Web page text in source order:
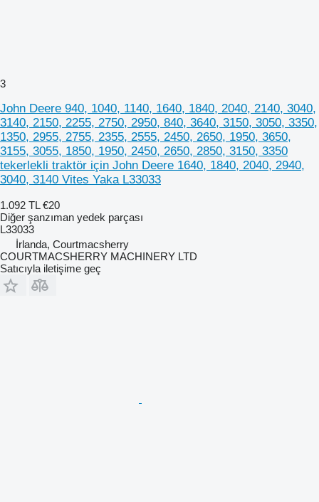
3
John Deere 940, 1040, 1140, 1640, 1840, 2040, 2140, 3040,
3140, 2150, 2255, 2750, 2950, 840, 3640, 3150, 3050, 3350,
1350, 2955, 2755, 2355, 2555, 2450, 2650, 1950, 3650,
3155, 3055, 1850, 1950, 2450, 2650, 2850, 3150, 3350
tekerlekli traktör için John Deere 1640, 1840, 2040, 2940,
3040, 3140 Vites Yaka L33033
1.092 TL €20
Diğer şanzıman yedek parçası
L33033
İrlanda, Courtmacsherry
COURTMACSHERRY MACHINERY LTD
Satıcıyla iletişime geç